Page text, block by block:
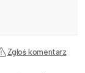
Zgłoś komentarz